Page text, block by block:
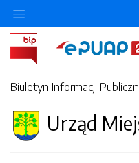
Biuletyn Informacji
Urząd